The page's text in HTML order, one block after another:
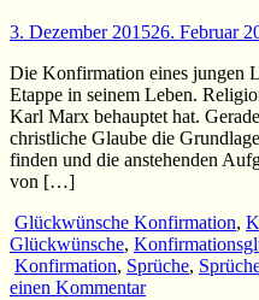
3. Dezember 201526. Februar
Die Konfirmation eines jungen
Etappe in seinem Leben.
Karl Marx behauptet hat.
christliche Glaube die
finden und die anstehenden
von […]
Glückwünsche Konfirmation,
Glückwünsche,
Konfirmation, Sprüche,
einen Kommentar